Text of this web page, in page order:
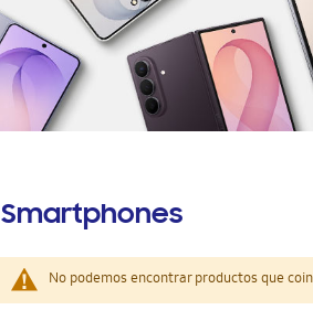
Smartphones
No podemos encontrar productos que